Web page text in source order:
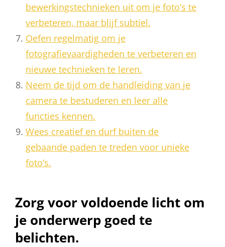
bewerkingstechnieken uit om je foto’s te
verbeteren, maar blijf subtiel.
Oefen regelmatig om je
fotografievaardigheden te verbeteren en
nieuwe technieken te leren.
Neem de tijd om de handleiding van je
camera te bestuderen en leer alle
functies kennen.
Wees creatief en durf buiten de
gebaande paden te treden voor unieke
foto’s.
Zorg voor voldoende licht om
je onderwerp goed te
belichten.